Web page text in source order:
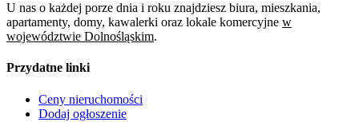
U nas o każdej porze dnia i roku znajdziesz biura, mieszkania,
apartamenty, domy, kawalerki oraz lokale komercyjne w
województwie Dolnośląskim.
Przydatne linki
Ceny nieruchomości
Dodaj ogłoszenie